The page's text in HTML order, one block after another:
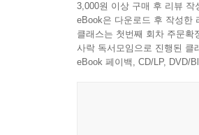
3,000원 이상 구매 후 리뷰 작
eBook은 다운로드 후 작성한
클래스는 첫번째 회차 주문
사락 독서모임으로 진행된 클
eBook 페이백, CD/LP, DVD/